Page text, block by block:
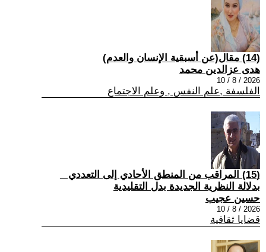
(14) مقال(عن أسبقية الإنسان والعدم)
هدى عزالدين محمد
2026 / 8 / 10
الفلسفة ,علم النفس , وعلم الاجتماع
(15) المراقب من المنطق الأحادي إلى التعددي _
بدلالة النظرية الجديدة بدل التقليدية
حسين عجيب
2026 / 8 / 10
قضايا ثقافية